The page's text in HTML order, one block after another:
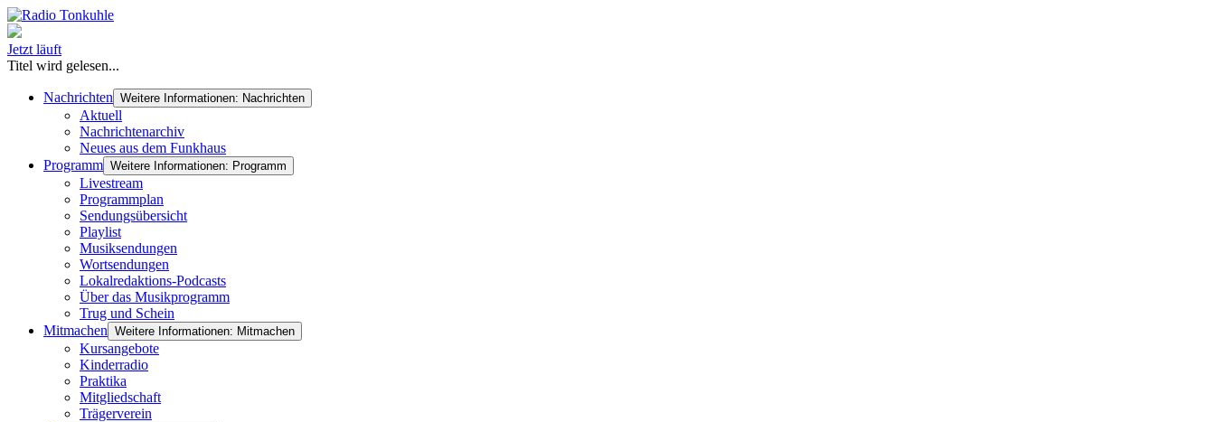
Jetzt läuft
Titel wird gelesen...
Nachrichten Weitere Informationen: Nachrichten
Aktuell
Nachrichtenarchiv
Neues aus dem Funkhaus
Programm Weitere Informationen: Programm
Livestream
Programmplan
Sendungsübersicht
Playlist
Musiksendungen
Wortsendungen
Lokalredaktions-Podcasts
Über das Musikprogramm
Trug und Schein
Mitmachen Weitere Informationen: Mitmachen
Kursangebote
Kinderradio
Praktika
Mitgliedschaft
Trägerverein